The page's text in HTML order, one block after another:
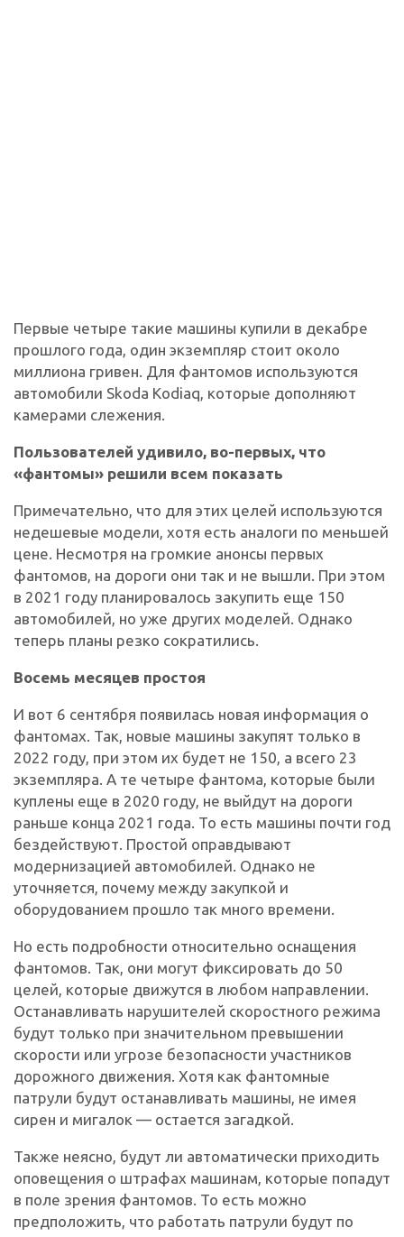
Первые четыре такие машины купили в декабре
прошлого года, один экземпляр стоит около
миллиона гривен. Для фантомов используются
автомобили Skoda Kodiaq, которые дополняют
камерами слежения.
Пользователей удивило, во-первых, что
«фантомы» решили всем показать
Примечательно, что для этих целей используются
недешевые модели, хотя есть аналоги по меньшей
цене. Несмотря на громкие анонсы первых
фантомов, на дороги они так и не вышли. При этом
в 2021 году планировалось закупить еще 150
автомобилей, но уже других моделей. Однако
теперь планы резко сократились.
Восемь месяцев простоя
И вот 6 сентября появилась новая информация о
фантомах. Так, новые машины закупят только в
2022 году, при этом их будет не 150, а всего 23
экземпляра. А те четыре фантома, которые были
куплены еще в 2020 году, не выйдут на дороги
раньше конца 2021 года. То есть машины почти год
бездействуют. Простой оправдывают
модернизацией автомобилей. Однако не
уточняется, почему между закупкой и
оборудованием прошло так много времени.
Но есть подробности относительно оснащения
фантомов. Так, они могут фиксировать до 50
целей, которые движутся в любом направлении.
Останавливать нарушителей скоростного режима
будут только при значительном превышении
скорости или угрозе безопасности участников
дорожного движения. Хотя как фантомные
патрули будут останавливать машины, не имея
сирен и мигалок — остается загадкой.
Также неясно, будут ли автоматически приходить
оповещения о штрафах машинам, которые попадут
в поле зрения фантомов. То есть можно
предположить, что работать патрули будут по